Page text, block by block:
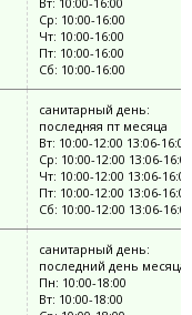
Ср: 10:00-16:00
Чт: 10:00-16:00
Пт: 10:00-16:00
Сб: 10:00-16:00
санитарный день:
последняя пт месяца
Вт: 10:00-12:00 13:06-16:00
Ср: 10:00-12:00 13:06-16:00
Чт: 10:00-12:00 13:06-16:00
Пт: 10:00-12:00 13:06-16:00
Сб: 10:00-12:00 13:06-16:00
санитарный день:
последний день месяца
Пн: 10:00-18:00
Вт: 10:00-18:00